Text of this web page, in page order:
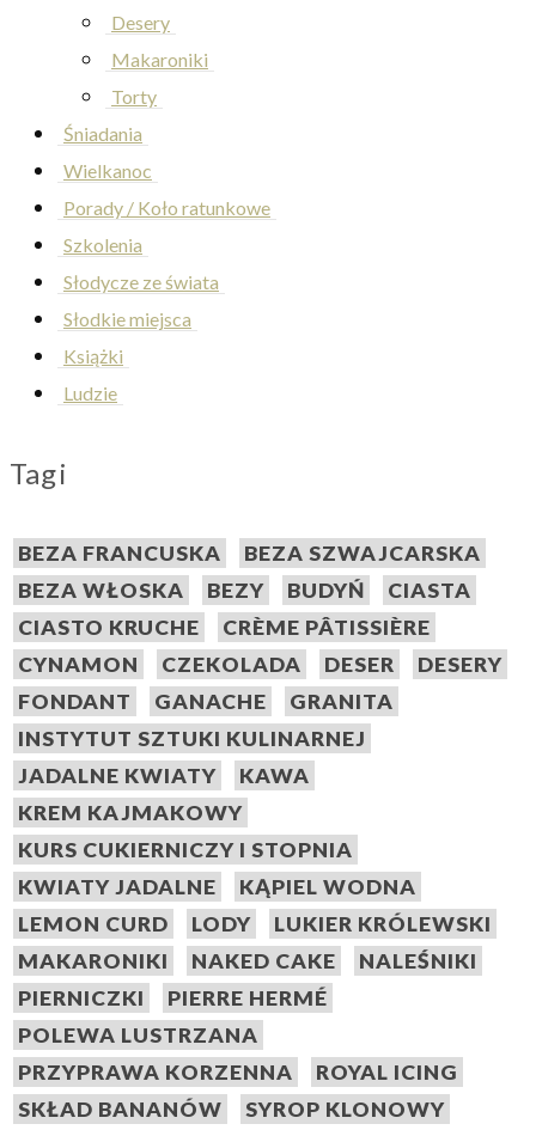
Desery
Makaroniki
Torty
Śniadania
Wielkanoc
Porady / Koło ratunkowe
Szkolenia
Słodycze ze świata
Słodkie miejsca
Książki
Ludzie
Tagi
BEZA FRANCUSKA
BEZA SZWAJCARSKA
BEZA WŁOSKA
BEZY BUDYŃ
CIASTA
CIASTO KRUCHE
CRÈME PÂTISSIÈRE
CYNAMON
CZEKOLADA DESER
DESERY
FONDANT
GANACHE
GRANITA
INSTYTUT SZTUKI KULINARNEJ
JADALNE KWIATY
KAWA
KREM KAJMAKOWY
KURS CUKIERNICZY I STOPNIA
KWIATY JADALNE
KĄPIEL WODNA
LEMON CURD
LODY
LUKIER KRÓLEWSKI
MAKARONIKI
NAKED CAKE
NALEŚNIKI
PIERNICZKI
PIERRE HERMÉ
POLEWA LUSTRZANA
PRZYPRAWA KORZENNA
ROYAL ICING
SKŁAD BANANÓW
SYROP KLONOWY